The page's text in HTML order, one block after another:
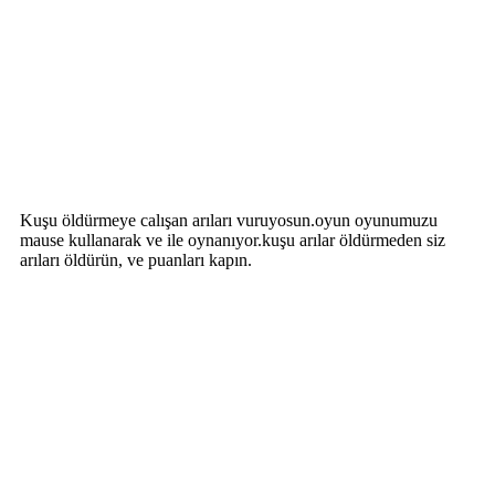
Kuşu öldürmeye calışan arıları vuruyosun.oyun oyunumuzu
mause kullanarak ve ile oynanıyor.kuşu arılar öldürmeden siz
arıları öldürün, ve puanları kapın.